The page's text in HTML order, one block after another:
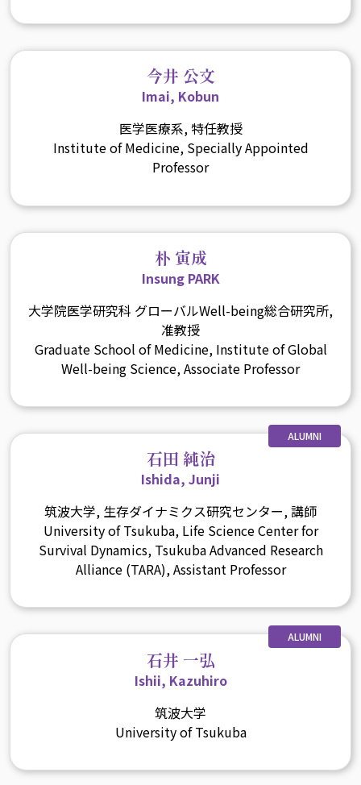
今井 公文
Imai, Kobun
医学医療系, 特任教授
Institute of Medicine, Specially Appointed
Professor
朴 寅成
Insung PARK
大学院医学研究科 グローバルWell-being総合研究所,
准教授
Graduate School of Medicine, Institute of Global
Well-being Science, Associate Professor
ALUMNI
石田 純治
Ishida, Junji
筑波大学, 生存ダイナミクス研究センター, 講師
University of Tsukuba, Life Science Center for
Survival Dynamics, Tsukuba Advanced Research
Alliance (TARA), Assistant Professor
ALUMNI
石井 一弘
Ishii, Kazuhiro
筑波大学
University of Tsukuba